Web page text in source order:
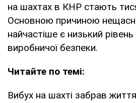
на шахтах в КНР стають
Основною причиною
найчастіше є низький
виробничої безпеки.
Читайте по темі:
Вибух на шахті забрав життя